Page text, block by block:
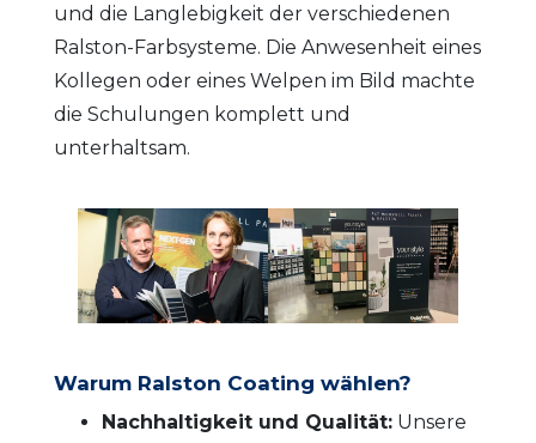
und die Langlebigkeit der verschiedenen
Ralston-Farbsysteme. Die Anwesenheit eines
Kollegen oder eines Welpen im Bild machte
die Schulungen komplett und
unterhaltsam.
Warum Ralston Coating wählen?
Nachhaltigkeit und Qualität: Unsere